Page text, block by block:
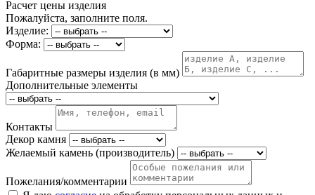
Расчет цены изделия
Пожалуйста, заполните поля.
Изделие:
Форма:
Габаритные размеры изделия (в мм)
Дополнительные элементы
Контакты
Декор камня
Желаемый камень (производитель)
Пожелания/комментарии